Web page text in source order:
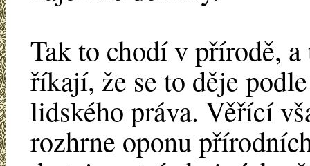
Tak to chodí v přírodě,
říkají, že se to děje
lidského práva. Věřící
rozhrne oponu